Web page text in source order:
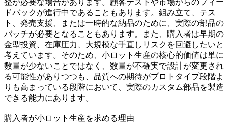
ドバックが進行中であることもあります。組み立て、テス
ト、発売支援、または一時的な納品のために、実際の部品の
バッチが必要となることもあります。また、購入者は早期の
金型投資、在庫圧力、大規模な手直しリスクを回避したいと
考えています。そのため、小ロット生産の核心的価値は単に
数量が少ないことではなく、数量が不確実で設計が変更され
る可能性がありつつも、品質への期待がプロトタイプ段階よ
りも高まっている段階において、実際のカスタム部品を製造
できる能力にあります。
購入者が小ロット生産を求める理由